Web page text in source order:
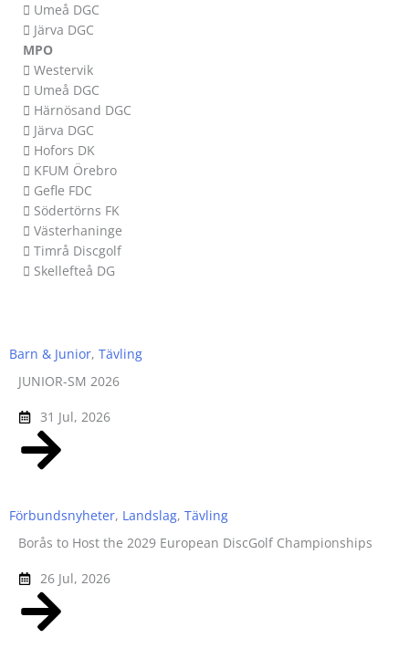
 Umeå DGC
 Järva DGC
MPO
 Westervik
 Umeå DGC
 Härnösand DGC
 Järva DGC
 Hofors DK
 KFUM Örebro
 Gefle FDC
 Södertörns FK
 Västerhaninge
 Timrå Discgolf
 Skellefteå DG
Barn & Junior, Tävling
JUNIOR-SM 2026
31 Jul, 2026
Förbundsnyheter, Landslag, Tävling
Borås to Host the 2029 European DiscGolf Championships
26 Jul, 2026